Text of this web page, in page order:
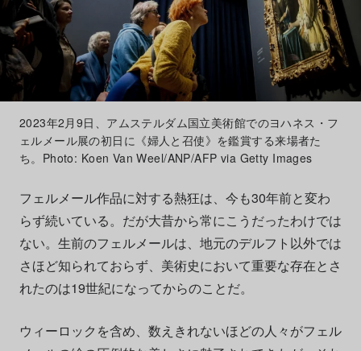
2023年2月9日、アムステルダム国立美術館でのヨハネス・フ
ェルメール展の初日に《婦人と召使》を鑑賞する来場者た
ち。Photo: Koen Van Weel/ANP/AFP via Getty Images
フェルメール作品に対する熱狂は、今も30年前と変わ
らず続いている。だが大昔から常にこうだったわけでは
ない。生前のフェルメールは、地元のデルフト以外では
さほど知られておらず、美術史において重要な存在とさ
れたのは19世紀になってからのことだ。
ウィーロックを含め、数えきれないほどの人々がフェル